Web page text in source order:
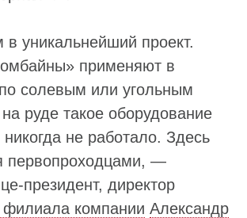
уникальнейший проект.
применяют в
солевым или угольным
руде такое оборудование
не работало. Здесь
первопроходцами, —
президент, директор
филиала компании Александр